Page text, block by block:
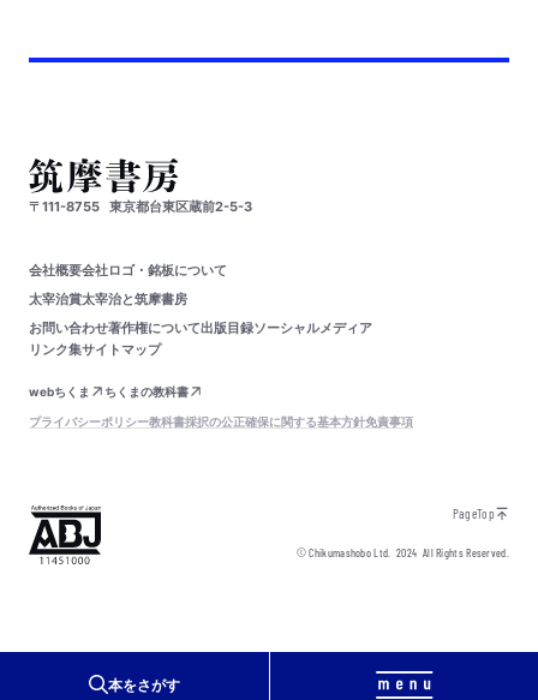
本をさがす
〒111-8755 東京都台東区蔵前2-5-3
会社概要会社ロゴ・銘板について
太宰治賞太宰治と筑摩書房
お問い合わせ著作権について出版目録ソーシャルメディア
リンク集サイトマップ
webちくま
ちくまの教科書
プライバシーポリシー教科書採択の公正確保に関する基本方針免責事項
PageTop
© Chikumashobo Ltd.2024 All Rights Reserved.